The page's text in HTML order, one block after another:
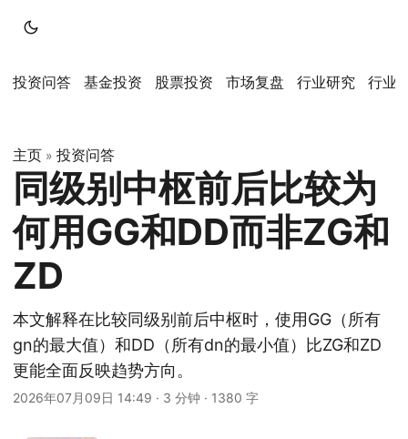
投资问答 基金投资 股票投资 市场复盘 行业研究 行业
主页 » 投资问答
同级别中枢前后比较为
何用GG和DD而非ZG和
ZD
本文解释在比较同级别前后中枢时，使用GG（所有
gn的最大值）和DD（所有dn的最小值）比ZG和ZD
更能全面反映趋势方向。
2026年07月09日 14:49 · 3 分钟 · 1380 字